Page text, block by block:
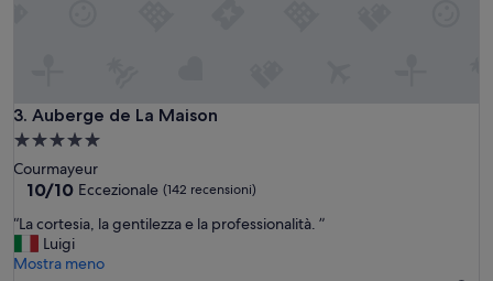
3. Auberge de La Maison
Auberge de La Maison
Struttura
a
5.0
Courmayeur
10.0
10,
Eccezionale,
(142
10/10 Eccezionale (142 recensioni)
“
a
“La cortesia, la gentilezza e la professionalità. ”
Luigi
Mostra meno